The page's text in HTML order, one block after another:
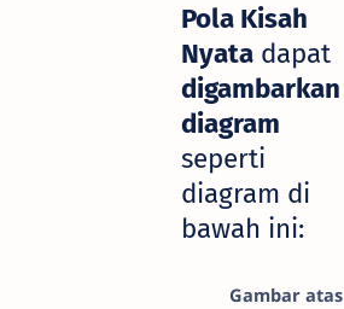
Pola Kisah
Nyata dapat
digambarkan
diagram
seperti
diagram di
bawah ini:
Gambar atas